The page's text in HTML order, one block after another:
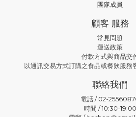
團隊成員
顧客 服務
常見問題
運送政策
付款方式與商品交
以通訊交易方式訂購之食品或餐飲服務
聯絡我們
電話 / 02-
時間 / 10:30-19:00